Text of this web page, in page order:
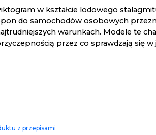
w kształcie lodowego
do samochodów osobowych
warunkach. Modele te
przez co sprawdzają się w
z przepisami